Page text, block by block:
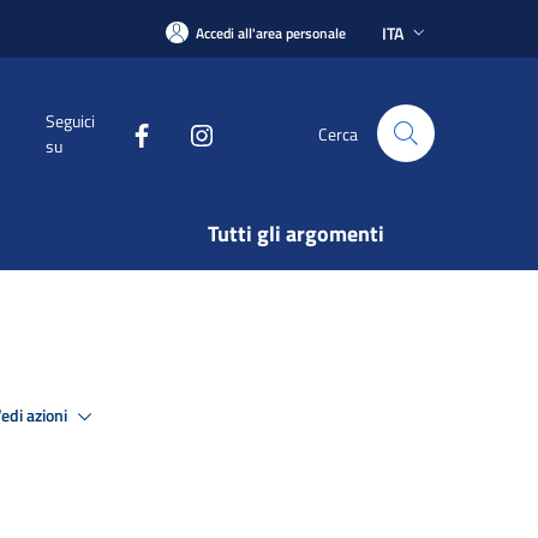
Accedi all'area personale ITA
Seguici
su
Cerca
Tutti gli argomenti
azioni